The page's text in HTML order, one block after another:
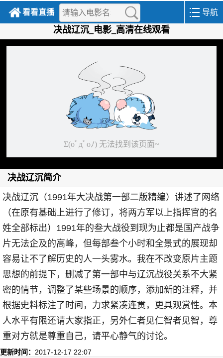
看看直播 导航
决战辽沉_电影_高清在线观看
决战辽沉简介
决战辽沉（1991年大决战第一部二版精编）讲述了网络
（在原有基础上进行了修订，将两方军以上指挥官的名
姓全部标出）1991年的叁大战役到现为止都是国产战争
片无法企及的高峰，但每部叁个小时和全景式的展现却
容易让不了解历史的人一头雾水。我在不改变原片主题
思想的前提下，删减了第一部中与辽沉战役关系不大紧
密的情节，调整了某些场景的顺序，添加新的注释，并
根据史料标注了时间，力求紧凑连贯，更具观赏性。本
人水平有限还请大家指正，另外仁者见仁智者见智，尊
重对方就是尊重自己，请平心静气的讨论。
更新时间： 2017-12-17 22:07